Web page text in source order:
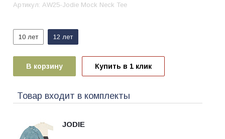
Артикул: AW25-Jodie Mock Neck Tee
10 лет 12 лет
В корзину Купить в 1 клик
Товар входит в комплекты
JODIE